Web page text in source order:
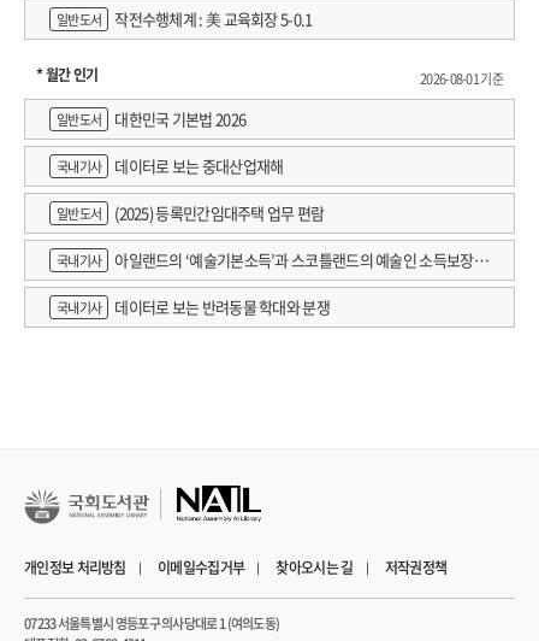
일반도서 작전수행체계 : 美 교육회장 5-0.1
* 월간 인기
2026-08-01 기준
일반도서
대한민국 기본법 2026
국내기사 데이터로 보는 중대산업재해
일반도서 (2025) 등록민간임대주택 업무 편람
국내기사
아일랜드의 ‘예술기본소득’과 스코틀랜드의 예술인 소득보장정
책 논의
국내기사 데이터로 보는 반려동물 학대와 분쟁
개인정보 처리방침 이메일수집거부 찾아오시는 길 저작권정책
07233 서울특별시 영등포구 의사당대로 1 (여의도동)